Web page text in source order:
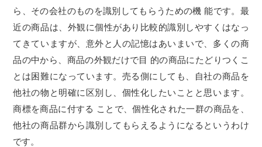
ら、その会社のものを識別してもらうための機 能です。最
近の商品は、外観に個性があり比較的識別しやすくはなっ
てきていますが、意外と人の記憶はあいまいで、多くの商
品の中から、商品の外観だけで目 的の商品にたどりつくこ
とは困難になっています。売る側にしても、自社の商品を
他社の物と明確に区別し、個性化したいことと思います。
商標を商品に付する ことで、個性化された一群の商品を、
他社の商品群から識別してもらえるようになるというわけ
です。